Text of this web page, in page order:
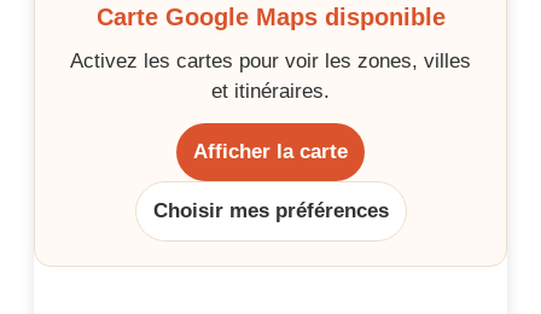
Carte Google Maps disponible
Activez les cartes pour voir les zones, villes
et itinéraires.
Afficher la carte
Choisir mes préférences